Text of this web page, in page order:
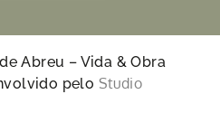
Abreu – Vida & Obra
pelo Studio